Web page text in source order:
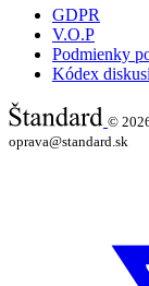
GDPR
V.O.P
Podmienky
Kódex
©
oprava@standard.sk